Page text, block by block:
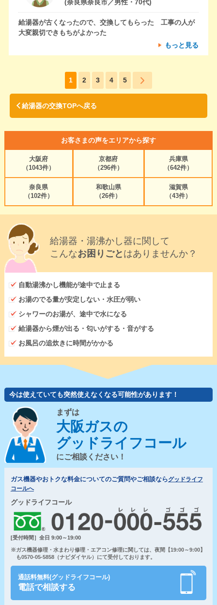
(奈良県奈良市／男性・70代)
給湯器が古くなったので、交換してもらった 工事の人が
大変親切できもちがよかった
もっと見る
1 2 3 4 5
給湯器の交換TOPへ戻る
お客さまの声をエリアから探す
大阪府
（1043件）
京都府
（296件）
兵庫県
（642件）
奈良県
（102件）
和歌山県
（26件）
滋賀県
（43件）
給湯器・湯沸かし器に関して
こんなお困りごとはありませんか？
自動湯沸かし機能が途中で止まる
お湯のでる量が安定しない・水圧が弱い
シャワーのお湯が、途中で水になる
給湯器から煙が出る・匂いがする・音がする
お風呂の追炊きに時間がかかる
今は使えていても突然使えなくなる可能性があります！
まずは
大阪ガスの
グッドライフコール
にご相談ください！
ガス機器やおトクな料金についてのご質問やご相談ならグッドライフ
コールへ
グッドライフコール
[受付時間］全日 9:00～19:00
※ガス機器修理・水まわり修理・エアコン修理に関しては、夜間【19:00～9:00】
も0570-05-5858（ナビダイヤル）にて受付しております。
通話料無料(グッドライフコール)
電話で相談する